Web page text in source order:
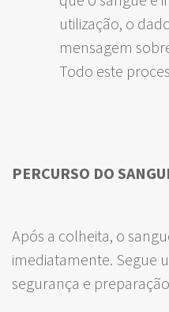
utilização, o
mensagem
Todo este
PERCURSO DO
Após a colheita, o
imediatamente. Segue
segurança e